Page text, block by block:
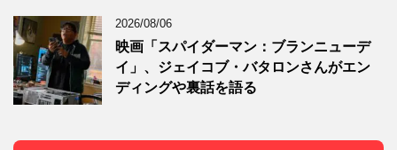
2026/08/06
映画「スパイダーマン：ブランニューデ
イ」、ジェイコブ・バタロンさんがエン
ディングや裏話を語る